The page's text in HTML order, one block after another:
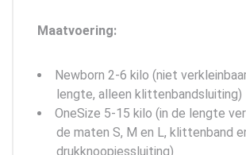
Maatvoering:
Newborn 2-6 kilo (niet
lengte, alleen klittenbandsluiting)
OneSize 5-15 kilo (in de lengte
de maten S, M en L, klittenband
drukknoopjessluiting)